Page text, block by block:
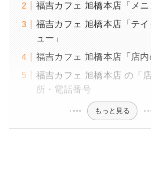
福吉カフェ 旭橋本店「メニ
福吉カフェ 旭橋本店「テ
ュー」
福吉カフェ 旭橋本店「店内
福吉カフェ 旭橋本店 の「
所・電話番号
もっと見る